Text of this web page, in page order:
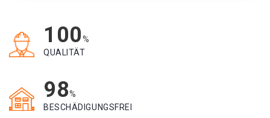
100%
QUALITÄT
98%
BESCHÄDIGUNGSFREI